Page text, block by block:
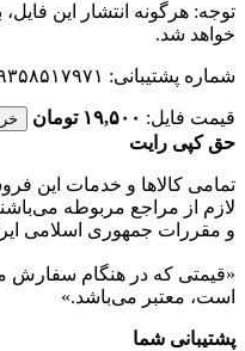
توجه: هرگونه انتشار این
خواهد شد.
شماره پشتیبانی: ۰۹۳۵۸۵۱۷۹۷۱
قیمت فایل: ۱۹,۵۰۰ تومان
حق کپی رایت
تمامی كالاها و خدمات اين
لازم از مراجع مربوطه
و مقررات جمهوری اسلامی
«قیمتی که در هنگام سفارش
است، معتبر می‌باشد.»
پشتیبانی شما